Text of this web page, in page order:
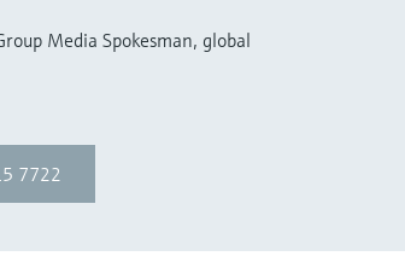
Media Spokesman, global
7722